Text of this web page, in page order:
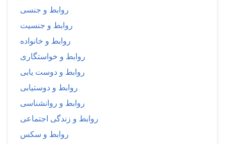
روابط و جنسی
روابط و جنسیت
روابط و خانواده
روابط و خواستگاری
روابط و دوست یابی
روابط و دوستیابی
روابط و روانشناسی
روابط و زندگی اجتماعی
روابط و سکس